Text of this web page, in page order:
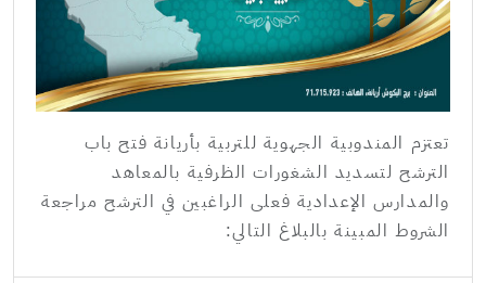
تعتزم المندوبية الجهوية للتربية بأريانة فتح باب
الترشح لتسديد الشغورات الظرفية بالمعاهد
والمدارس الإعدادية فعلى الراغبين في الترشح مراجعة
الشروط المبينة بالبلاغ التالي: